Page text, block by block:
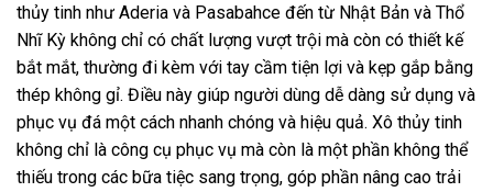
thủy tinh như Aderia và Pasabahce đến từ Nhật Bản và Thổ
Nhĩ Kỳ không chỉ có chất lượng vượt trội mà còn có thiết kế
bắt mắt, thường đi kèm với tay cầm tiện lợi và kẹp gắp bằng
thép không gỉ. Điều này giúp người dùng dễ dàng sử dụng và
phục vụ đá một cách nhanh chóng và hiệu quả. Xô thủy tinh
không chỉ là công cụ phục vụ mà còn là một phần không thể
thiếu trong các bữa tiệc sang trọng, góp phần nâng cao trải